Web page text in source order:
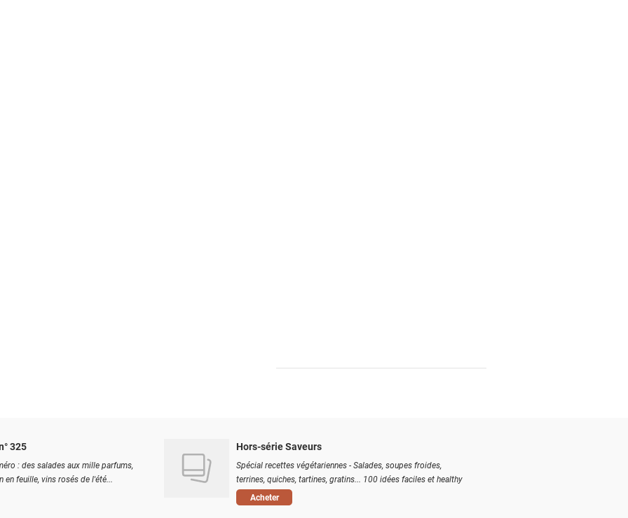
325
: des salades aux mille parfums,
en feuille, vins rosés de l'été...
Hors-série Saveurs
Spécial recettes végétariennes - Salades, soupes froides,
terrines, quiches, tartines, gratins... 100 idées faciles et healthy
Acheter